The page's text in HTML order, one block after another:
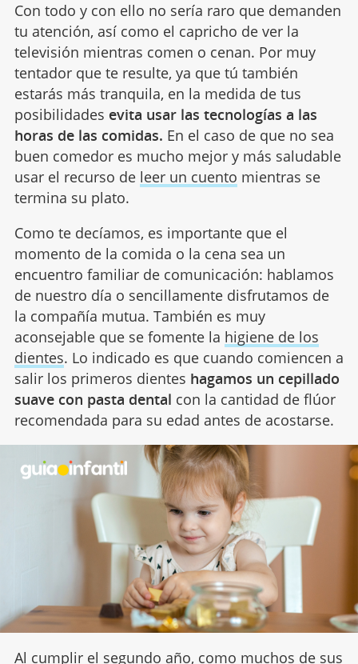
Con todo y con ello no sería raro que demanden
tu atención, así como el capricho de ver la
televisión mientras comen o cenan. Por muy
tentador que te resulte, ya que tú también
estarás más tranquila, en la medida de tus
posibilidades evita usar las tecnologías a las
horas de las comidas. En el caso de que no sea
buen comedor es mucho mejor y más saludable
usar el recurso de leer un cuento mientras se
termina su plato.
Como te decíamos, es importante que el
momento de la comida o la cena sea un
encuentro familiar de comunicación: hablamos
de nuestro día o sencillamente disfrutamos de
la compañía mutua. También es muy
aconsejable que se fomente la higiene de los
dientes. Lo indicado es que cuando comiencen a
salir los primeros dientes hagamos un cepillado
suave con pasta dental con la cantidad de flúor
recomendada para su edad antes de acostarse.
Al cumplir el segundo año, como muchos de sus